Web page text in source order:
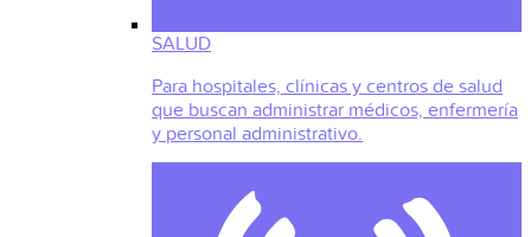
SALUD
Para hospitales, clínicas y centros de salud
que buscan administrar médicos, enfermería
y personal administrativo.